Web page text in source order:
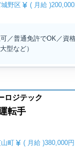
野区 ( 月給 )
／普通免許でOK／資
型など）
ロジテック
転手
町 ( 月給 )380,000円